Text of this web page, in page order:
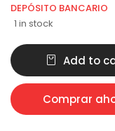
DEPÓSITO BANCARIO
1 in stock
Add to
Comprar